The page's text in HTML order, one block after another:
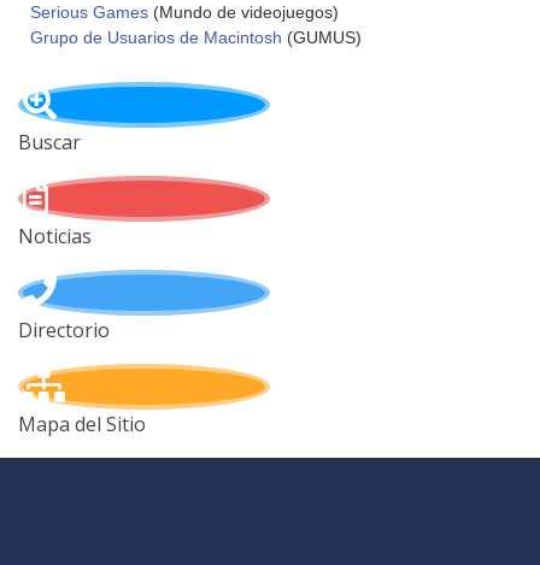
Serious Games (Mundo de videojuegos)
Grupo de Usuarios de Macintosh (GUMUS)
Buscar
Noticias
Directorio
Mapa del Sitio